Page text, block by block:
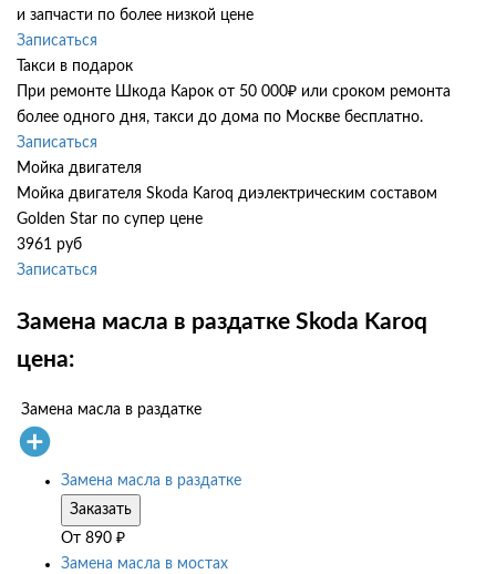
и запчасти по более низкой цене
Записаться
Такси в подарок
При ремонте Шкода Карок от 50 000₽ или сроком ремонта
более одного дня, такси до дома по Москве бесплатно.
Записаться
Мойка двигателя
Мойка двигателя Skoda Karoq диэлектрическим составом
Golden Star по супер цене
3961 руб
Записаться
Замена масла в раздатке Skoda Karoq
цена:
Замена масла в раздатке
Замена масла в раздатке
Заказать
От 890 ₽
Замена масла в мостах